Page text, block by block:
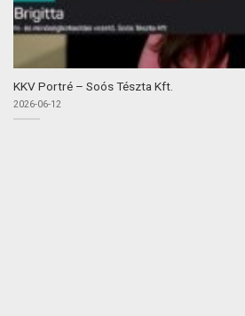
KKV Portré – Soós Tészta Kft.
2026-06-12